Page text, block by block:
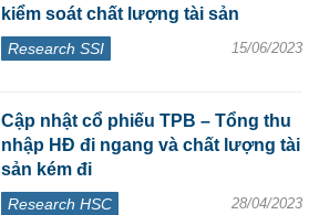
kiểm soát chất lượng tài sản
Research SSI 15/06/2023
Cập nhật cổ phiếu TPB – Tổng thu
nhập HĐ đi ngang và chất lượng tài
sản kém đi
Research HSC 28/04/2023